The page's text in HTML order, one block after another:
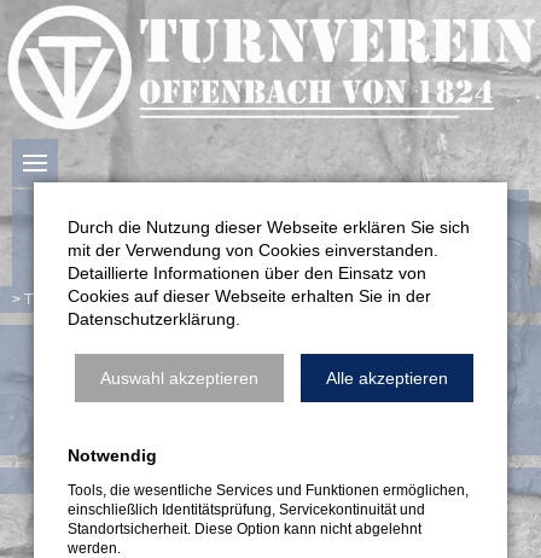
TV Offenbach Verein Satzung
Satzung
überspringen
Kontakt Impressum Datenschutzerklärung
Durch die Nutzung dieser Webseite erklären Sie sich
mit der Verwendung von Cookies einverstanden.
Detaillierte Informationen über den Einsatz von
Cookies auf dieser Webseite erhalten Sie in der
Datenschutzerklärung.
Auswahl akzeptieren Alle akzeptieren
Notwendig
Tools, die wesentliche Services und Funktionen ermöglichen,
einschließlich Identitätsprüfung, Servicekontinuität und
Standortsicherheit. Diese Option kann nicht abgelehnt
werden.